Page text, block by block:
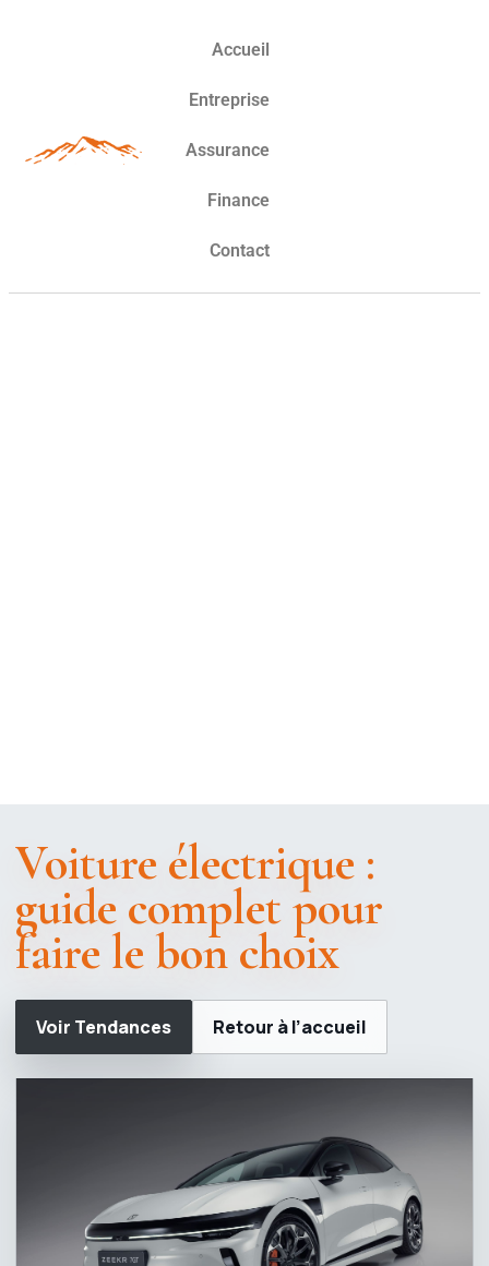
Accueil
Entreprise
Assurance
Finance
Contact
Voiture électrique :
guide complet pour
faire le bon choix
Voir Tendances Retour à l’accueil